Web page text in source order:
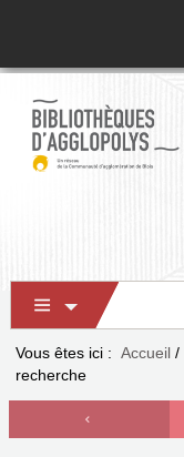
Vous êtes ici : Accueil /
recherche